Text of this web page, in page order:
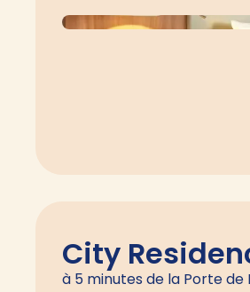
City
à 5 minutes de la Porte